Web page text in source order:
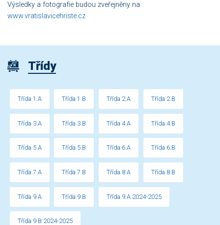
Výsledky a fotografie budou zveřejněny na
www.vratislavicehriste.cz
Třídy
Třída 1.A Třída 1.B Třída 2.A Třída 2.B
Třída 3.A Třída 3.B Třída 4.A Třída 4.B
Třída 5.A Třída 5.B Třída 6.A Třída 6.B
Třída 7.A Třída 7.B Třída 8.A Třída 8.B
Třída 9.A Třída 9.B Třída 9.A 2024-2025
Třída 9.B 2024-2025